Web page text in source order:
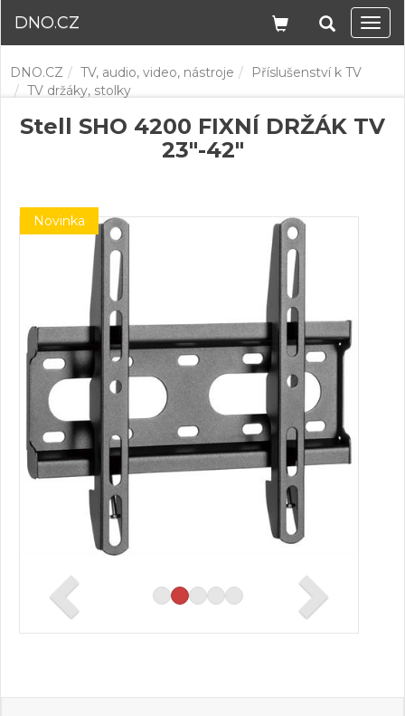
DNO.CZ
DNO.CZ TV, audio, video, nástroje
Příslušenství k TV
TV držáky, stolky
Stell SHO 4200 FIXNÍ DRŽÁK TV
23"-42"
Novinka